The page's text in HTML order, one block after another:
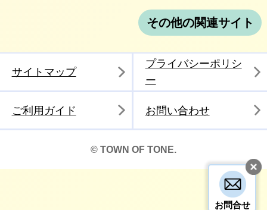
お問合せ
その他の関連サイト
サイトマップ
プライバシーポリシ
ー
ご利用ガイド お問い合わせ
© TOWN OF TONE.